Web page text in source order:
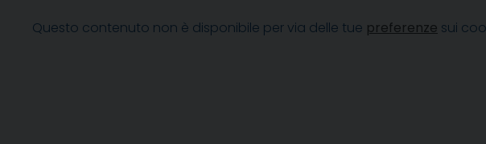
Questo contenuto non è disponibile per via delle tue preferenze sui